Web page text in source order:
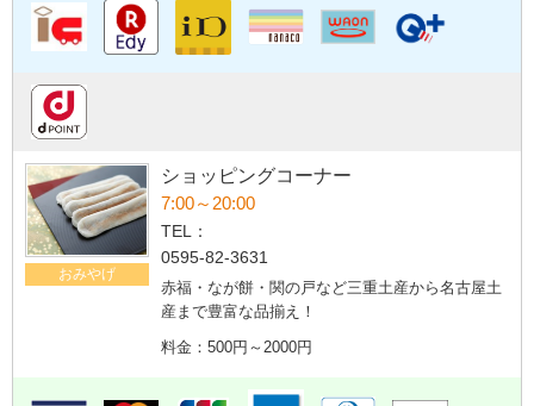
おみやげ
ショッピングコーナー
7:00～20:00
TEL：
0595-82-3631
赤福・なが餅・関の戸など三重土産から名古屋土
産まで豊富な品揃え！
料金：500円～2000円